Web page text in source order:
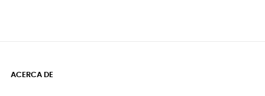
ACERCA DE